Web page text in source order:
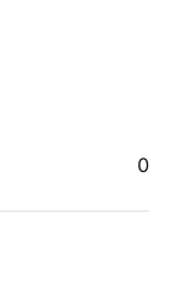
0